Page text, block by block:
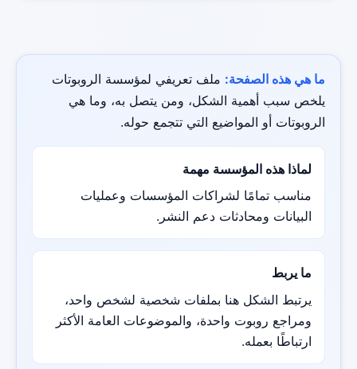
ما هي هذه الصفحة: ملف تعريفي لمؤسسة الروبوتات
يلخص سبب أهمية الشكل، ومن يتصل به، وما هي
الروبوتات أو المواضيع التي تتجمع حوله.
لماذا هذه المؤسسة مهمة
مناسب تمامًا لشراكات المؤسسات وعمليات
البيانات ومحادثات دعم النشر.
ما يربط
يرتبط الشكل هنا بملفات شخصية لشخص واحد،
ومراجع روبوت واحدة، والموضوعات العامة الأكثر
ارتباطًا بعمله.